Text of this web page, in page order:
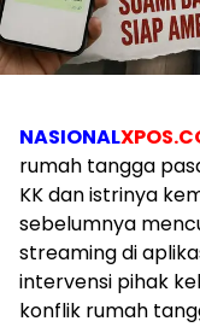
NASIONAL
rumah tangga
KK dan istrinya
sebelumnya
streaming di
intervensi pihak
konflik rumah